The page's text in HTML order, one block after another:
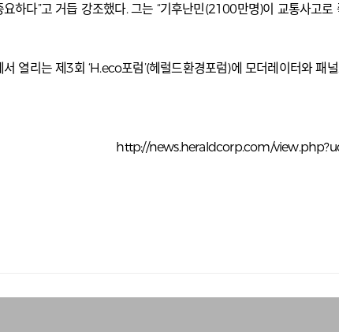
하다”고 거듭 강조했다. 그는 “기후난민(2100만명)이 교통사고
열리는 제3회 ‘H.eco포럼’(헤럴드환경포럼)에 모더레이터와
http://news.heraldcorp.com/